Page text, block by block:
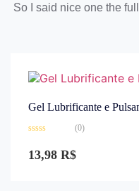
So I said nice one the
Gel Lubrificante e
0
de
(0)
13,98 R$